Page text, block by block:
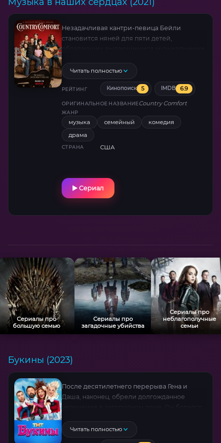
Незадачливая кантри-певица Бейли
становится няней для пяти детей,
Читать полностью
РЕЙТИНГ Кинопоиск 5 IMDB 6.9
ОРИГИНАЛЬНОЕ НАЗВАНИЕCountry Comfort
ЖАНР
музыка семейный
комедия
драма
СТРАНА США
Сериал
Сериалы про
большую семью
Сериалы про
загадочные убийства
Сериалы про
неблагополучные
семьи
Букины (2023)
После десятилетнего перерыва Гена и
Даша, наконец, обрели долгожданное
жилья, она увлечена картами Таро —
кажется, жизнь наладилась. Но всё рушится,
Читать полностью